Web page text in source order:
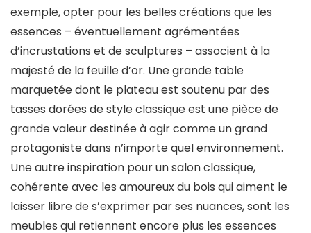
exemple, opter pour les belles créations que les
essences – éventuellement agrémentées
d’incrustations et de sculptures – associent à la
majesté de la feuille d’or. Une grande table
marquetée dont le plateau est soutenu par des
tasses dorées de style classique est une pièce de
grande valeur destinée à agir comme un grand
protagoniste dans n’importe quel environnement.
Une autre inspiration pour un salon classique,
cohérente avec les amoureux du bois qui aiment le
laisser libre de s’exprimer par ses nuances, sont les
meubles qui retiennent encore plus les essences